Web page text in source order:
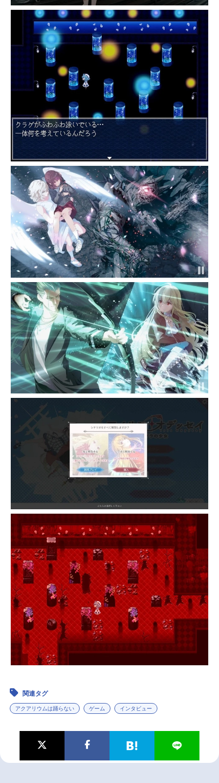
関連タグ
アクアリウムは踊らない ゲーム インタビュー